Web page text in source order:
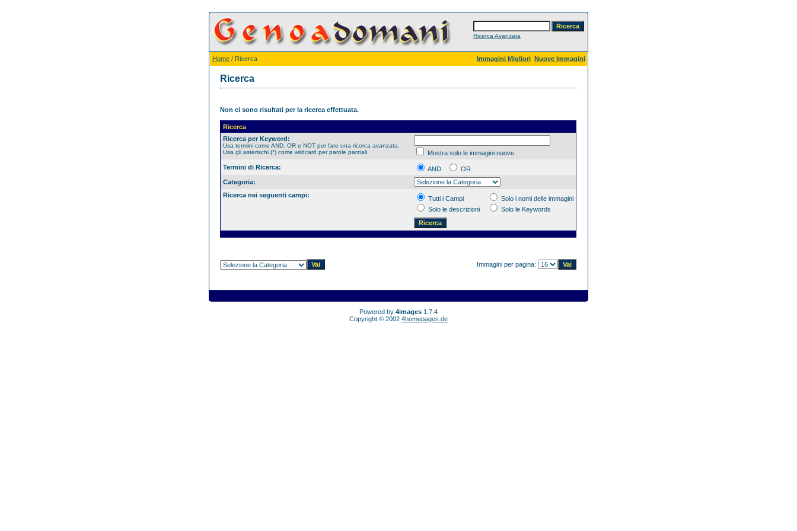
Ricerca Avanzata
Home / Ricerca Immagini Migliori Nuove Immagini
Ricerca
Non ci sono risultati per la ricerca effettuata.
Ricerca
Ricerca per Keyword:
Usa termini come AND, OR e NOT per fare una ricerca avanzata.
Usa gli asterischi (*) come wildcard per parole parziali.
Mostra solo le immagini nuove
Termini di Ricerca:
AND
OR
Categoria:
Ricerca nei seguenti campi:
Tutti i Campi
Solo i nomi delle immagini
Solo le descrizioni
Solo le Keywords
Immagini per pagina:
Powered by 4images 1.7.4
Copyright © 2002 4homepages.de